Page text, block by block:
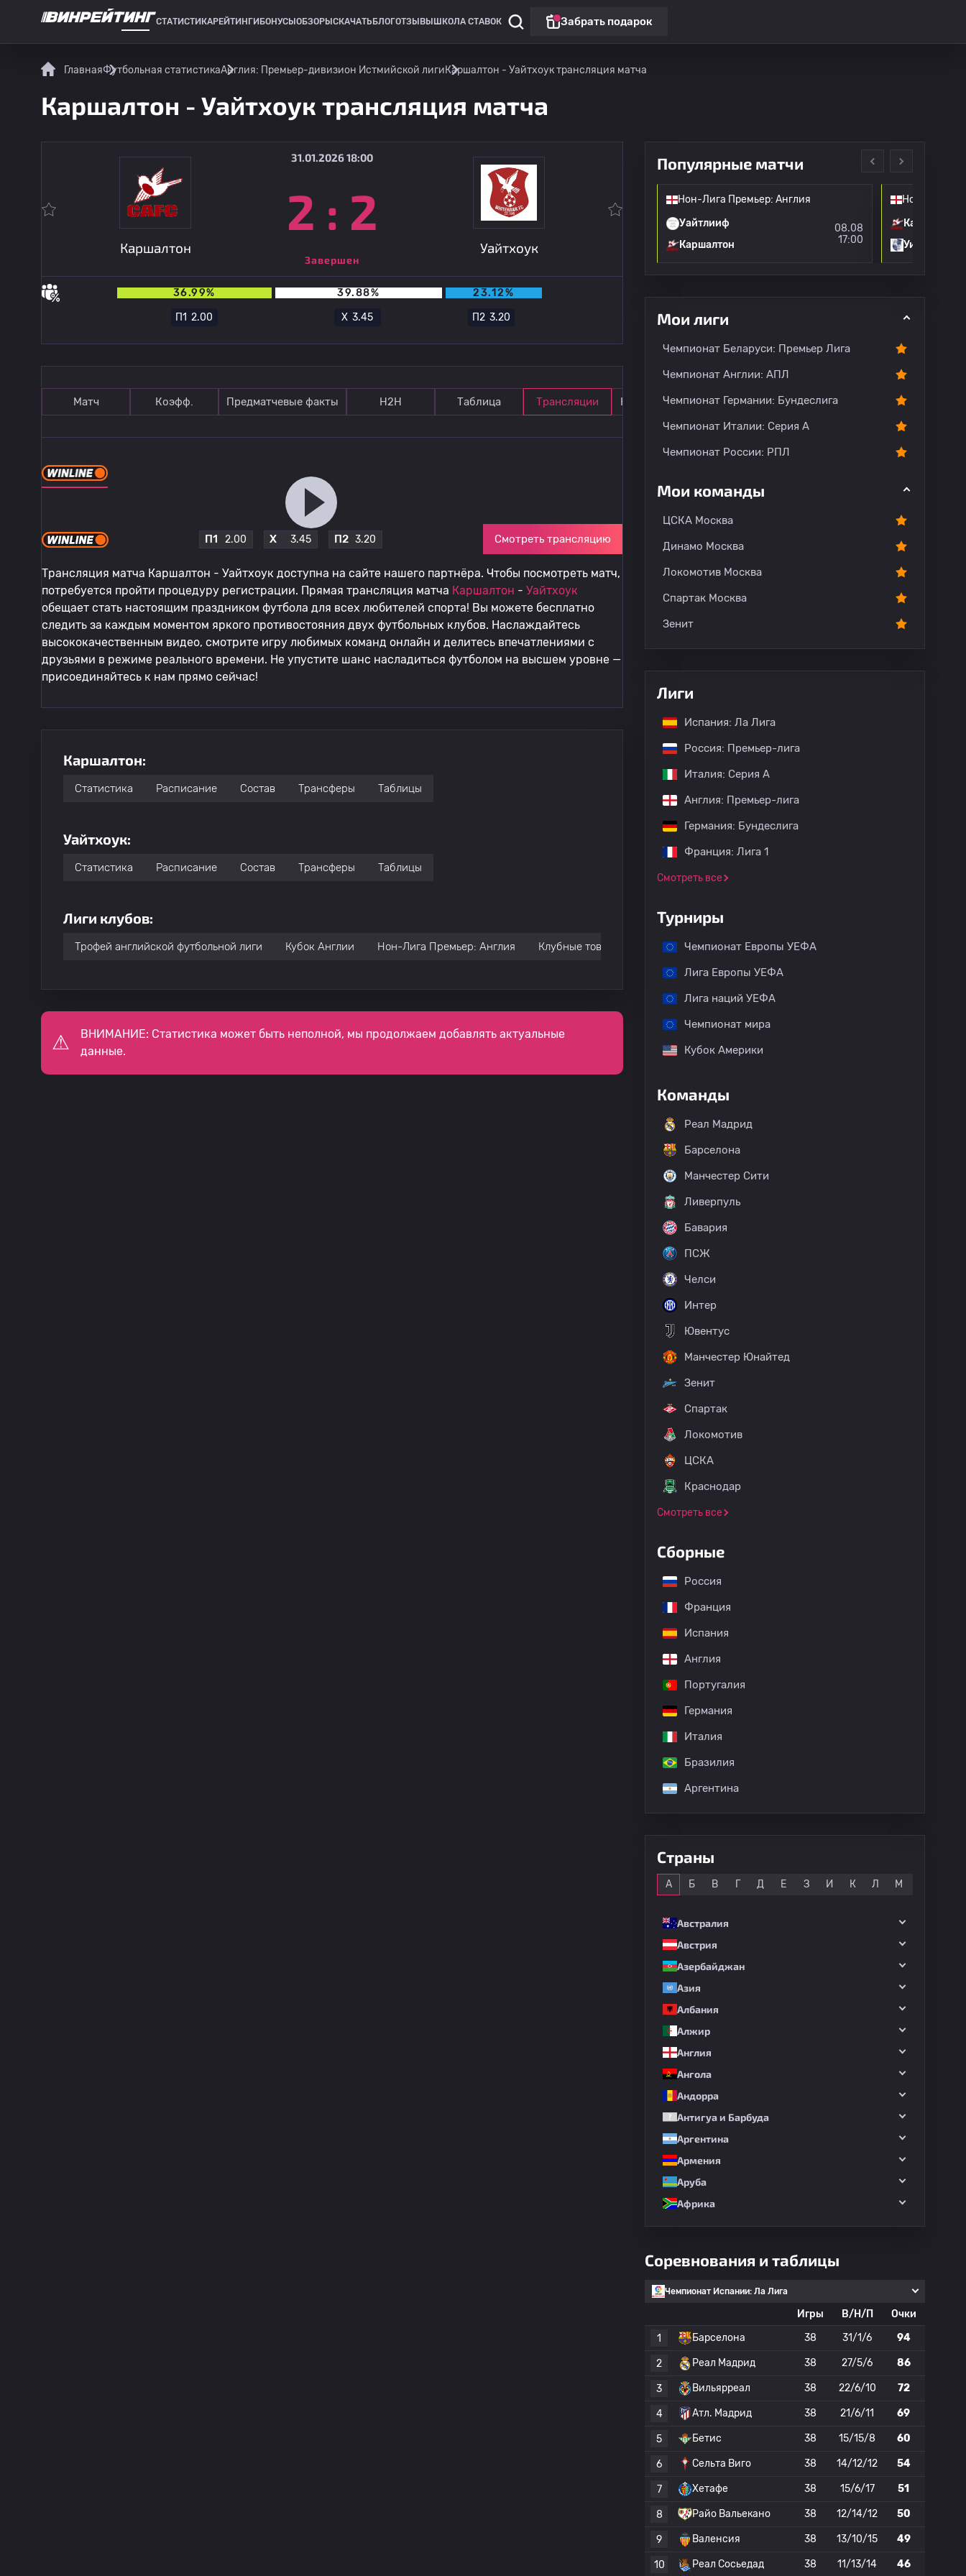
СТАТИСТИКАРЕЙТИНГИ БОНУСЫ ОБЗОРЫ СКАЧАТЬ БЛОГОТЗЫВЫ ШКОЛА СТАВОК Забрать подарок
ГлавнаяФутбольная статистикаАнглия: Премьер-дивизион Истмийской лигиКаршалтон - Уайтхоук трансляция матча
Каршалтон - Уайтхоук трансляция матча
Каршалтон
31.01.2026 18:00
2 : 2
Завершен
Уайтхоук
36.99% 39.88%
23.12%
П12.00 Х3.45 П23.20
Матч Коэфф. Предматчевые факты Н2Н Таблица Трансляции Комментарии
П1 2.00 X 3.45 П2 3.20 Смотреть трансляцию
Трансляция матча Каршалтон - Уайтхоук доступна на сайте нашего партнёра. Чтобы посмотреть матч,
потребуется пройти процедуру регистрации. Прямая трансляция матча Каршалтон - Уайтхоук
обещает стать настоящим праздником футбола для всех любителей спорта! Вы можете бесплатно
следить за каждым моментом яркого противостояния двух футбольных клубов. Наслаждайтесь
высококачественным видео, смотрите игру любимых команд онлайн и делитесь впечатлениями с
друзьями в режиме реального времени. Не упустите шанс насладиться футболом на высшем уровне —
присоединяйтесь к нам прямо сейчас!
Каршалтон:
Статистика Расписание Состав Трансферы Таблицы
Уайтхоук:
Статистика Расписание Состав Трансферы Таблицы
Лиги клубов:
Трофей английской футбольной лиги Кубок Англии Нон-Лига Премьер: Англия Клубные товарищеские матчи
ВНИМАНИЕ: Статистика может быть неполной, мы продолжаем добавлять актуальные
данные.
Популярные матчи
Нон-Лига Премьер: Англия
Уайтхоук
Льюис
Нон-Лига Премьер: Англия
Уайтлииф
Каршалтон
08.08
17:00
Нон-Лига
Каршалтон
Уингейт &
Мои лиги
Чемпионат Беларуси: Премьер Лига
Чемпионат Англии: АПЛ
Чемпионат Германии: Бундеслига
Чемпионат Италии: Серия А
Чемпионат России: РПЛ
Мои команды
ЦСКА Москва
Динамо Москва
Локомотив Москва
Спартак Москва
Зенит
Лиги
Испания: Ла Лига
Россия: Премьер-лига
Италия: Серия А
Англия: Премьер-лига
Германия: Бундеслига
Франция: Лига 1
Смотреть все
Турниры
Чемпионат Европы УЕФА
Лига Европы УЕФА
Лига наций УЕФА
Чемпионат мира
Кубок Америки
Команды
Реал Мадрид
Барселона
Манчестер Сити
Ливерпуль
Бавария
ПСЖ
Челси
Интер
Ювентус
Манчестер Юнайтед
Зенит
Спартак
Локомотив
ЦСКА
Краснодар
Смотреть все
Сборные
Россия
Франция
Испания
Англия
Португалия
Германия
Италия
Бразилия
Аргентина
Страны
А Б В Г Д Е З И К Л М
Австралия
Австрия
Азербайджан
Азия
Албания
Алжир
Англия
Ангола
Андорра
Антигуа и Барбуда
Аргентина
Армения
Аруба
Африка
Соревнования и таблицы
Чемпионат Испании: Ла Лига
Игры В/Н/П
Очки
1
Барселона 38 31/1/6 94
2 Реал Мадрид 38 27/5/6 86
3 Вильярреал 38 22/6/10 72
4 Атл. Мадрид 38 21/6/11 69
5 Бетис 38 15/15/8 60
6 Сельта Виго 38 14/12/12 54
7 Хетафе 38 15/6/17 51
8 Райо Вальекано 38 12/14/12 50
9 Валенсия 38 13/10/15 49
10 Реал Сосьедад 38 11/13/14 46